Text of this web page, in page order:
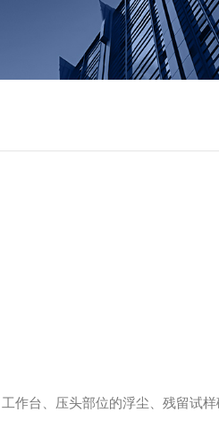
作台、压头部位的浮尘、残留试样